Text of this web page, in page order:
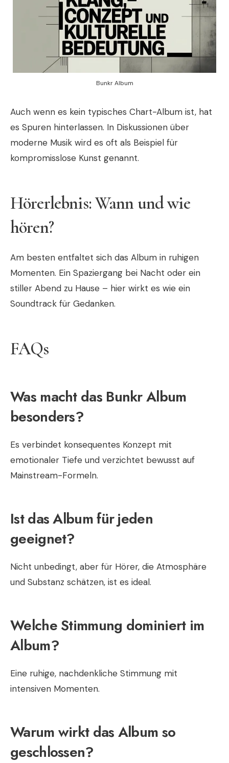
Bunkr Album
Auch wenn es kein typisches Chart-Album ist, hat
es Spuren hinterlassen. In Diskussionen über
moderne Musik wird es oft als Beispiel für
kompromisslose Kunst genannt.
Hörerlebnis: Wann und wie
hören?
Am besten entfaltet sich das Album in ruhigen
Momenten. Ein Spaziergang bei Nacht oder ein
stiller Abend zu Hause – hier wirkt es wie ein
Soundtrack für Gedanken.
FAQs
Was macht das Bunkr Album
besonders?
Es verbindet konsequentes Konzept mit
emotionaler Tiefe und verzichtet bewusst auf
Mainstream-Formeln.
Ist das Album für jeden
geeignet?
Nicht unbedingt, aber für Hörer, die Atmosphäre
und Substanz schätzen, ist es ideal.
Welche Stimmung dominiert im
Album?
Eine ruhige, nachdenkliche Stimmung mit
intensiven Momenten.
Warum wirkt das Album so
geschlossen?